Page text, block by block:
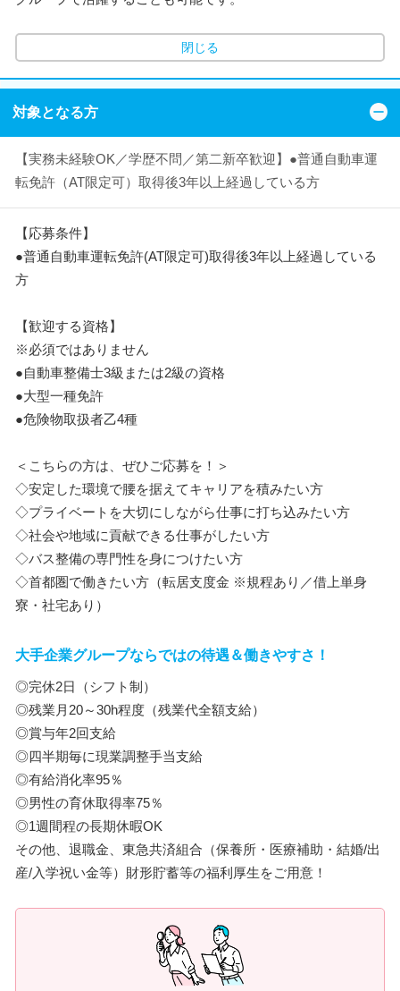
閉じる
対象となる方
【実務未経験OK／学歴不問／第二新卒歓迎】●普通自動車運
転免許（AT限定可）取得後3年以上経過している方
【応募条件】
●普通自動車運転免許(AT限定可)取得後3年以上経過している
方
【歓迎する資格】
※必須ではありません
●自動車整備士3級または2級の資格
●大型一種免許
●危険物取扱者乙4種
＜こちらの方は、ぜひご応募を！＞
◇安定した環境で腰を据えてキャリアを積みたい方
◇プライベートを大切にしながら仕事に打ち込みたい方
◇社会や地域に貢献できる仕事がしたい方
◇バス整備の専門性を身につけたい方
◇首都圏で働きたい方（転居支度金 ※規程あり／借上単身
寮・社宅あり）
大手企業グループならではの待遇＆働きやすさ！
◎完休2日（シフト制）
◎残業月20～30h程度（残業代全額支給）
◎賞与年2回支給
◎四半期毎に現業調整手当支給
◎有給消化率95％
◎男性の育休取得率75％
◎1週間程の長期休暇OK
その他、退職金、東急共済組合（保養所・医療補助・結婚/出
産/入学祝い金等）財形貯蓄等の福利厚生をご用意！